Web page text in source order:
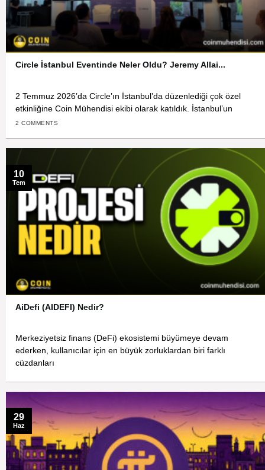
Circle İstanbul Eventinde Neler Oldu? Jeremy Allai...
2 Temmuz 2026’da Circle’ın İstanbul’da düzenlediği çok özel
etkinliğine Coin Mühendisi ekibi olarak katıldık. İstanbul’un
2 COMMENTS
AiDefi (AIDEFI) Nedir?
Merkeziyetsiz finans (DeFi) ekosistemi büyümeye devam
ederken, kullanıcılar için en büyük zorluklardan biri farklı
cüzdanları
10
Tem
29
Haz